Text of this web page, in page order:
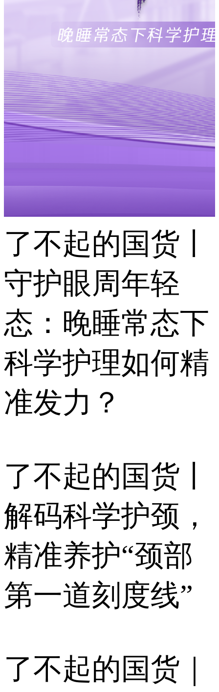
了不起的国货丨
守护眼周年轻
态：晚睡常态下
科学护理如何精
准发力？
了不起的国货丨
解码科学护颈，
精准养护“颈部
第一道刻度线”
了不起的国货｜